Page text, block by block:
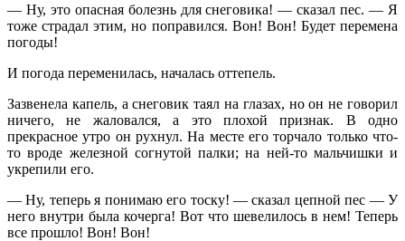
— Ну, это опасная болезнь для снеговика! — сказал пес. — Я
тоже страдал этим, но поправился. Вон! Вон! Будет перемена
погоды!
И погода переменилась, началась оттепель.
Зазвенела капель, а снеговик таял на глазах, но он не говорил
ничего, не жаловался, а это плохой признак. В одно
прекрасное утро он рухнул. На месте его торчало только что-
то вроде железной согнутой палки; на ней-то мальчишки и
укрепили его.
— Ну, теперь я понимаю его тоску! — сказал цепной пес — У
него внутри была кочерга! Вот что шевелилось в нем! Теперь
все прошло! Вон! Вон!